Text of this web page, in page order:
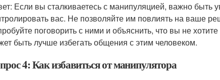
Если вы сталкиваетесь с манипуляцией, важно быть
вас. Не позволяйте им повлиять на ваше
поговорить с ними и объяснить, что вы не
быть лучше избегать общения с этим человеком.
4: Как избавиться от манипулятора